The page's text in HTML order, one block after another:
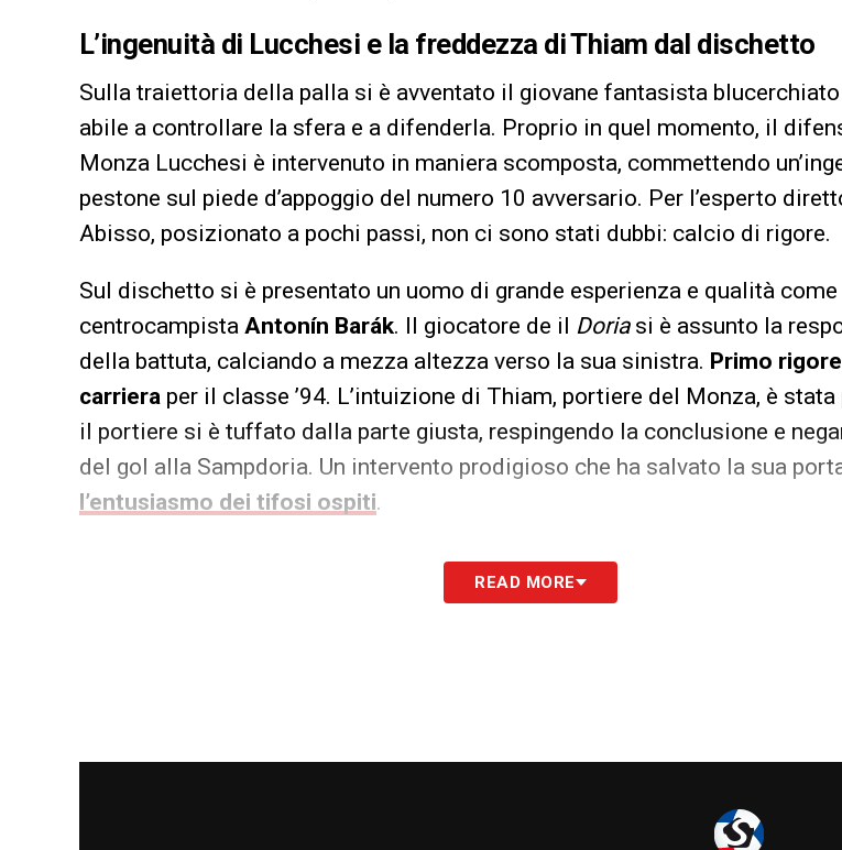
L’ingenuità di Lucchesi e la freddezza di Thiam dal dischetto
Sulla traiettoria della palla si è avventato il giovane fantasista blucerchiato
abile a controllare la sfera e a difenderla. Proprio in quel momento, il
Monza Lucchesi è intervenuto in maniera scomposta, commettendo
pestone sul piede d’appoggio del numero 10 avversario. Per l’esperto
Abisso, posizionato a pochi passi, non ci sono stati dubbi: calcio di rigore.
Sul dischetto si è presentato un uomo di grande esperienza e qualità
centrocampista Antonín Barák. Il giocatore de il Doriasi è assunto la
della battuta, calciando a mezza altezza verso la sua sinistra. Primo
carriera per il classe ’94. L’intuizione di Thiam, portiere del Monza, è
il portiere si è tuffato dalla parte giusta, respingendo la conclusione e
del gol alla Sampdoria. Un intervento prodigioso che ha salvato la sua
l’entusiasmo dei tifosi ospiti.
LA PLAYLIST DELLE NOSTRE TOP NEWSREAD MORE